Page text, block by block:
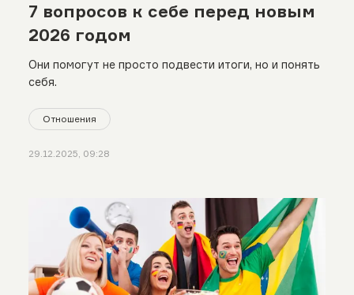
7 вопросов к себе перед новым
2026 годом
Они помогут не просто подвести итоги, но и понять
себя.
Отношения
29.12.2025, 09:28